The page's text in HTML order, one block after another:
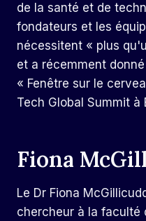
de la santé et de
fondateurs et les
nécessitent « plus
et a récemment
« Fenêtre sur le
Tech Global Summit à
Fiona
Le Dr Fiona
chercheur à la faculté